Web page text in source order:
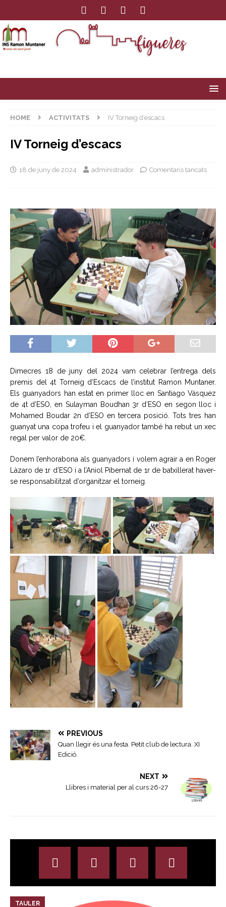
HOME ACTIVITATS IV Torneig d’escacs
IV Torneig d’escacs
18 de juny de 2024 administrador Comentaris tancats
Dimecres 18 de juny del 2024 vam celebrar l’entrega dels
premis del 4t Torneig d’Escacs de l’institut Ramon Muntaner.
Els guanyadors han estat en primer lloc en Santiago Vásquez
de 4t d’ESO, en Sulayman Boudhan 3r d’ESO en segon lloc i
Mohamed Boudar 2n d’ESO en tercera posició. Tots tres han
guanyat una copa trofeu i el guanyador també ha rebut un xec
regal per valor de 20€.
Donem l’enhorabona als guanyadors i volem agrair a en Roger
Làzaro de 1r d’ESO i a l’Aniol Pibernat de 1r de batxillerat haver-
se responsabilitzat d’organitzar el torneig.
PREVIOUS
Quan llegir és una festa. Petit club de lectura. XI
Edició.
NEXT
Llibres i material per al curs 26-27
TAULER